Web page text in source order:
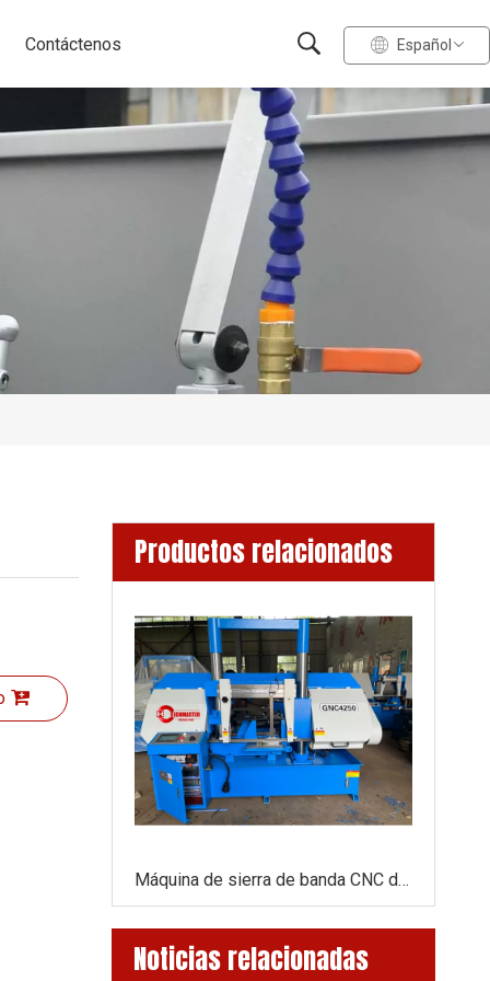
Contáctenos Español
Productos relacionados
Máquina de sierra de banda CNC de GNC4250 con alimentador automático
Noticias relacionadas